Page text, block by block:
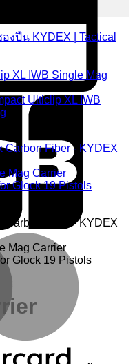
งปืน KYDEX | Tactical